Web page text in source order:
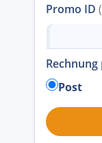
Promo ID
Rechnung
Post